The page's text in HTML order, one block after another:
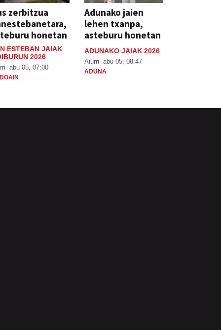
zerbitzua
honetan
ESTEBAN JAIAK
2026
abu 05, 07:00
Adunako jaien
lehen txanpa,
asteburu honetan
ADUNAKO JAIAK 2026
Aiurri abu 05, 08:47
ADUNA